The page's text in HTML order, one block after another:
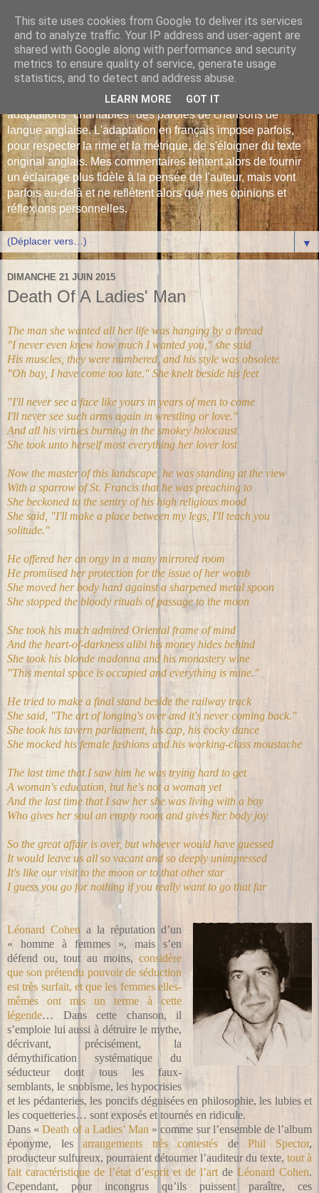
Les Monophonies de
Polyphrène
Versions françaises inédites : déjà plus de 510 traductions -
adaptations "chantables" des paroles de chansons de
langue anglaise. L'adaptation en français impose parfois,
pour respecter la rime et la métrique, de s'éloigner du texte
original anglais. Mes commentaires tentent alors de fournir
un éclairage plus fidèle à la pensée de l'auteur, mais vont
parfois au-delà et ne reflètent alors que mes opinions et
réflexions personnelles.
▼
DIMANCHE 21 JUIN 2015
Death Of A Ladies' Man
The man she wanted all her life was hanging by a thread
"I never even knew how much I wanted you," she said
His muscles, they were numbered, and his style was obsolete
"Oh bay, I have come too late." She knelt beside his feet
"I'll never see a face like yours in years of men to come
I'll never see such arms again in wrestling or love."
And all his virtues burning in the smokey holocaust
She took unto herself most everything her lover lost
Now the master of this landscape, he was standing at the view
With a sparrow of St. Francis that he was preaching to
She beckoned to the sentry of his high religious mood
She said, "I'll make a place between my legs, I'll teach you
solitude."
He offered her an orgy in a many mirrored room
He promiised her protection for the issue of her womb
She moved her body hard against a sharpened metal spoon
She stopped the bloody rituals of passage to the moon
She took his much admired Oriental frame of mind
And the heart-of-darkness alibi his money hides behind
She took his blonde madonna and his monastery wine
"This mental space is occupied and everything is mine."
He tried to make a final stand beside the railway track
She said, "The art of longing's over and it's never coming back."
She took his tavern parliament, his cap, his cocky dance
She mocked his female fashions and his working-class moustache
The last time that I saw him he was trying hard to get
A woman's education, but he's not a woman yet
And the last time that I saw her she was living with a boy
Who gives her soul an empty room and gives her body joy
So the great affair is over, but whoever would have guessed
It would leave us all so vacant and so deeply unimpressed
It's like our visit to the moon or to that other star
I guess you go for nothing if you really want to go that far
Léonard Cohen a la réputation d’un
« homme à femmes », mais s’en
défend ou, tout au moins, considère
que son prétendu pouvoir de séduction
est très surfait, et que les femmes elles-
mêmes ont mis un terme à cette
légende… Dans cette chanson, il
s’emploie lui aussi à détruire le mythe,
décrivant, précisément, la
démythification systématique du
séducteur dont tous les faux-
semblants, le snobisme, les hypocrisies
et les pédanteries, les poncifs déguisées en philosophie, les lubies et
les coquetteries… sont exposés et tournés en ridicule.
Dans «Death of a Ladies’ Man » comme sur l’ensemble de l’album
éponyme, lesarrangements très contestés dePhil Spector,
producteur sulfureux, pourraient détourner l’auditeur du texte, tout à
fait caractéristique de l’état d’esprit et de l’art de Léonard Cohen.
Cependant, pour incongrus qu’ils puissent paraître, ces
This site uses cookies from Google to deliver its services
and to analyze traffic. Your IP address and user-agent are
shared with Google along with performance and security
metrics to ensure quality of service, generate usage
statistics, and to detect and address abuse.
LEARN MORE GOT IT